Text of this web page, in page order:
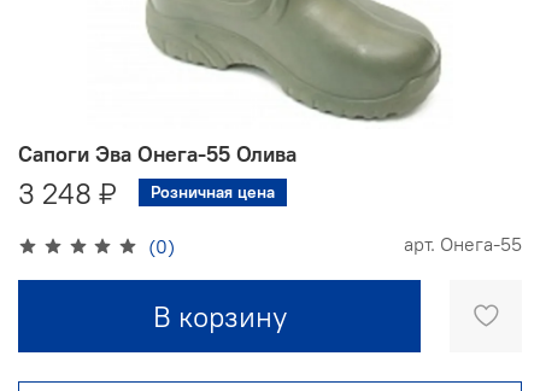
(0) арт. Онега-55
Сапоги Эва Онега-55 Олива
3 248 ₽ Розничная цена
В корзину